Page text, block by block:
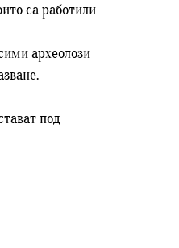
са работили
археолози
под